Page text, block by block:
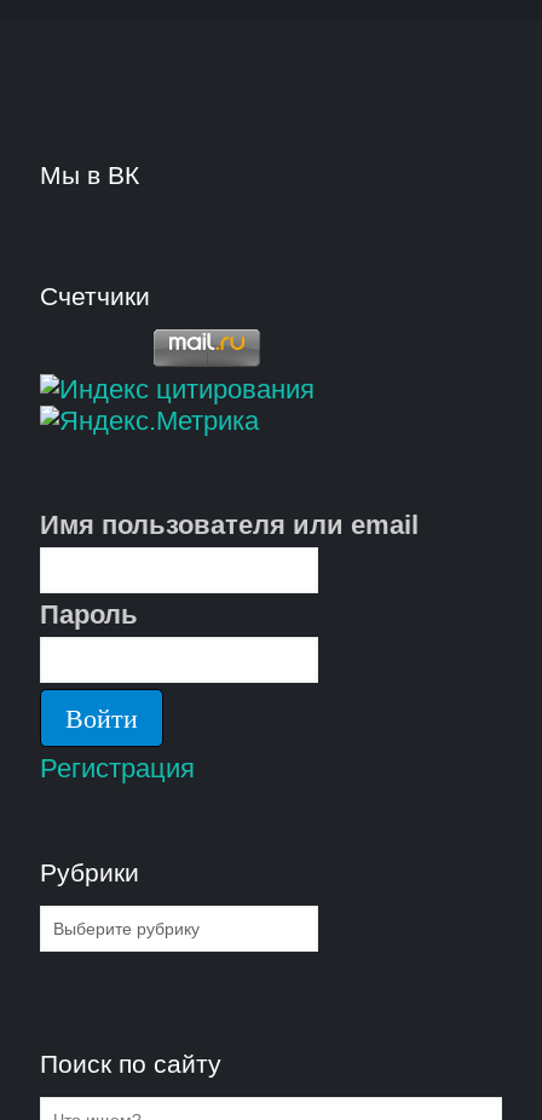
Мы в ВК
Счетчики
Имя пользователя или email
Пароль
Регистрация
Рубрики
Рубрики
Поиск по сайту